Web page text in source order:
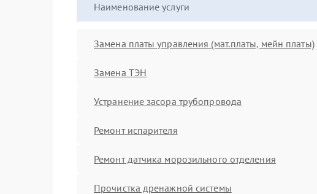
Наименование услуги
Замена платы управления (мат.платы, мейн платы)
Замена ТЭН
Устранение засора трубопровода
Ремонт испарителя
Ремонт датчика морозильного отделения
Прочистка дренажной системы